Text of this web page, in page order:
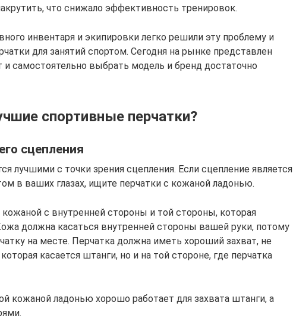
что снижало эффективность тренировок.
инвентаря и экипировки легко решили эту проблему и
для занятий спортом. Сегодня на рынке представлен
самостоятельно выбрать модель и бренд достаточно
спортивные перчатки?
сцепления
лучшими с точки зрения сцепления. Если сцепление является
в ваших глазах, ищите перчатки с кожаной ладонью.
с внутренней стороны и той стороны, которая
должна касаться внутренней стороны вашей руки, потому
на месте. Перчатка должна иметь хороший захват, не
касается штанги, но и на той стороне, где перчатка
кожаной ладонью хорошо работает для захвата штанги, а